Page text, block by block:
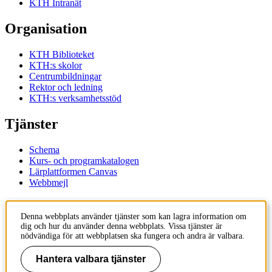
KTH Intranät
Organisation
KTH Biblioteket
KTH:s skolor
Centrumbildningar
Rektor och ledning
KTH:s verksamhetsstöd
Tjänster
Schema
Kurs- och programkatalogen
Lärplattformen Canvas
Webbmejl
Kontakt
KTH
100 44 Stockholm
+46 8 790 60 00
Denna webbplats använder tjänster som kan lagra information om
dig och hur du använder denna webbplats. Vissa tjänster är
nödvändiga för att webbplatsen ska fungera och andra är valbara.
Hantera valbara tjänster